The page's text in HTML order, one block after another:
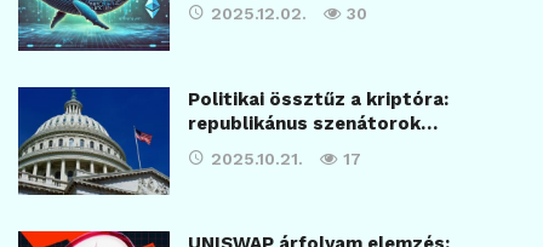
2025.12.02. 30
Politikai össztűz a kriptóra:
republikánus szenátorok…
2025.10.21. 17